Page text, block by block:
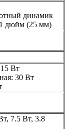
динамик
дюйм (25 мм)
Вт
30 Вт
7.5 Вт, 3.8